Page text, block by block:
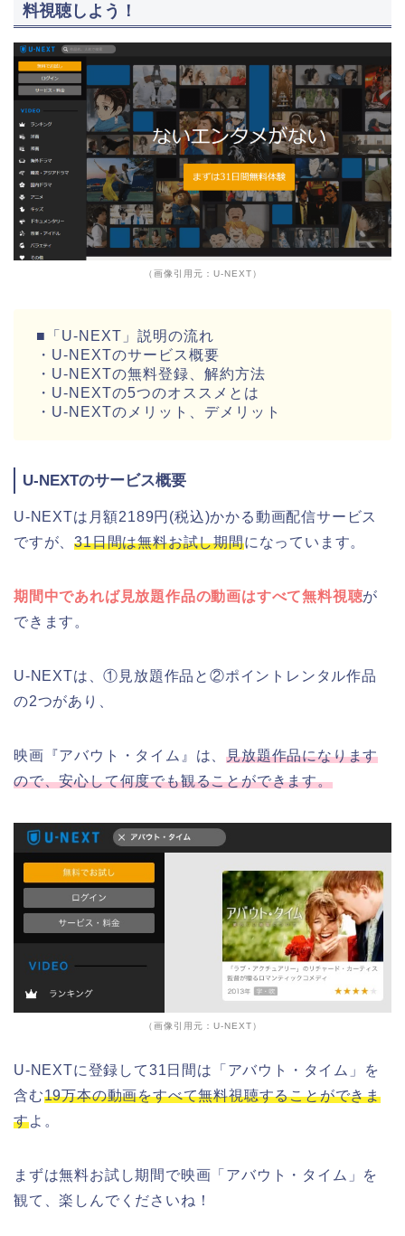
料視聴しよう！
（画像引用元：U-NEXT）
■「U-NEXT」説明の流れ
・U-NEXTのサービス概要
・U-NEXTの無料登録、解約方法
・U-NEXTの5つのオススメとは
・U-NEXTのメリット、デメリット
U-NEXTのサービス概要
U-NEXTは月額2189円(税込)かかる動画配信サービス
ですが、31日間は無料お試し期間になっています。
期間中であれば見放題作品の動画はすべて無料視聴が
できます。
U-NEXTは、①見放題作品と②ポイントレンタル作品
の2つがあり、
映画『アバウト・タイム』は、見放題作品になります
ので、安心して何度でも観ることができます。
（画像引用元：U-NEXT）
U-NEXTに登録して31日間は「アバウト・タイム」を
含む19万本の動画をすべて無料視聴することができま
すよ。
まずは無料お試し期間で映画「アバウト・タイム」を
観て、楽しんでくださいね！